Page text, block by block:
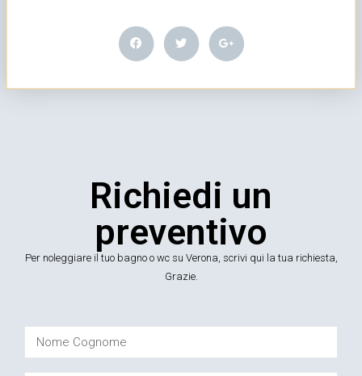
Richiedi un
preventivo
Per noleggiare il tuo bagno o wc su Verona, scrivi qui la tua richiesta,
Grazie.